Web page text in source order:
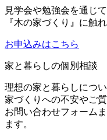
見学会や勉強会を通じて
『木の家づくり』に触
お申込みはこちら
家と暮らしの個別相談
理想の家と暮らしにつ
家づくりへの不安やご
お問い合わせフォーム
ます。